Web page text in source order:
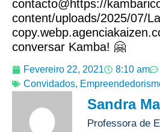
contacto@https://
content/uploads/2025/07/
conversar Kamba! 🤗
Fevereiro 22, 2021 8:10 am
Convidados,
Sandra
Professora de